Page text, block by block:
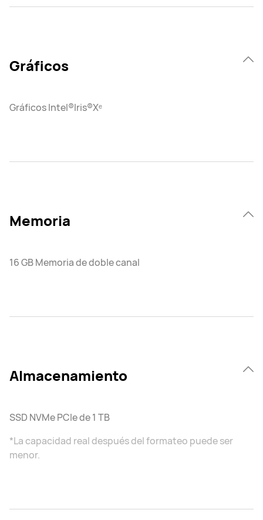
Gráficos
Gráficos Intel®Iris®Xᵉ
Memoria
16 GB Memoria de doble canal
Almacenamiento
SSD NVMe PCIe de 1 TB
*La capacidad real después del formateo puede ser
menor.